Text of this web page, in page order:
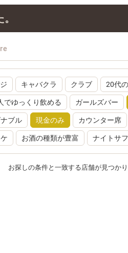
キャバクラ クラブ 20代
でゆっくり飲める ガールズバー
ブル 現金のみ カウンター席
お酒の種類が豊富 ナイトサ
お探しの条件と一致する店舗が見つかり